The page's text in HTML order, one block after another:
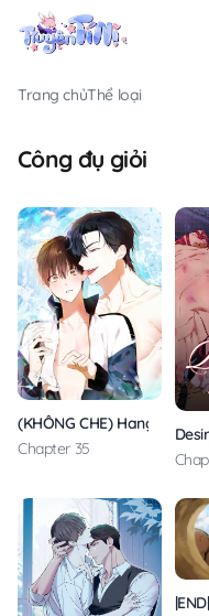
Trang chủThể loại
Công đụ giỏi
(KHÔNG CHE) Hang Thỏ
Chapter 35